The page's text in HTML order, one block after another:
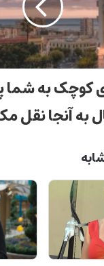
کوچک به شما
به آنجا نقل